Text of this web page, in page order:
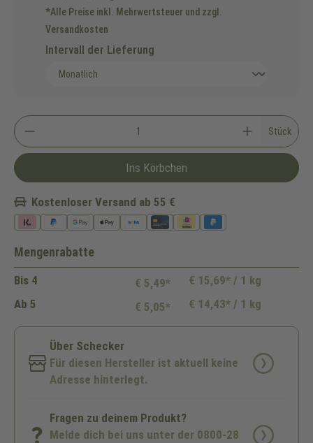
*Alle Preise inkl. Mehrwertsteuer und zzgl.
Versandkosten
Intervall der Lieferung
Stück
Ins Körbchen
Kostenloser Versand ab 55 €
Mengenrabatte
Bis 4 € 5,49*
€ 15,69* / 1 kg
Ab 5 € 5,05* € 14,43* / 1 kg
Über Schecker
Für diesen Hersteller ist aktuell keine
Adresse hinterlegt.
Fragen zu deinem Produkt?
Melde dich bei uns unter der 0800-28